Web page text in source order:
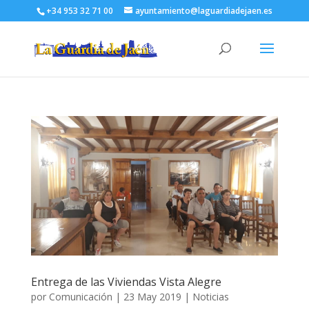
+34 953 32 71 00 ayuntamiento@laguardiadejaen.es
Entrega de las Viviendas Vista Alegre
por Comunicación | 23 May 2019 | Noticias